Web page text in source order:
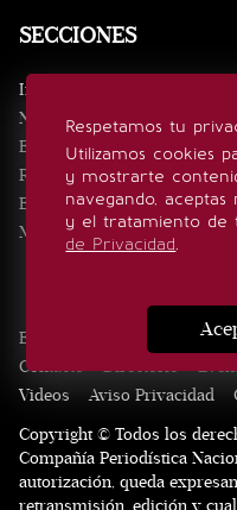
Respetamos tu
Utilizamos cookies
y mostrarte
navegando,
y el tratamiento de
de Privacidad.
SECCIONES
Inicio
Noticias
Eventos
Realeza
Estilo de vida
Minuto x Minuto
Edición Impresa Noticias
Contacto
Directorio
Videos
Aviso Privacidad
Copyright © Todos los
Compañía Periodística
autorización, queda
retransmisión, edición y